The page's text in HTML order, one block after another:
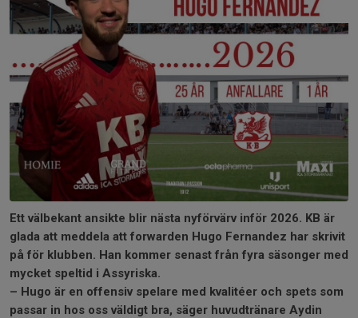
Ett välbekant ansikte blir nästa nyförvärv inför 2026. KB är
glada att meddela att forwarden Hugo Fernandez har skrivit
på för klubben. Han kommer senast från fyra säsonger med
mycket speltid i Assyriska.
– Hugo är en offensiv spelare med kvalitéer och spets som
passar in hos oss väldigt bra, säger huvudtränare Aydin